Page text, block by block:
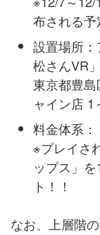
布される予
設置場所
松さんVR
東京都豊
ャイン店
料金体系：
※プレイさ
ップス」
ト！！
なお、上層階